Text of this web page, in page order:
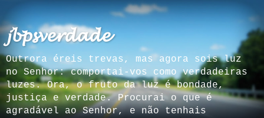
𝓳𝓫𝓹𝓼𝓿𝓮𝓻𝓭𝓪𝓭𝓮
Outrora éreis trevas, mas agora sois luz
no Senhor: comportai-vos como verdadeiras
luzes. Ora, o fruto da luz é bondade,
justiça e verdade. Procurai o que é
agradável ao Senhor, e não tenhais